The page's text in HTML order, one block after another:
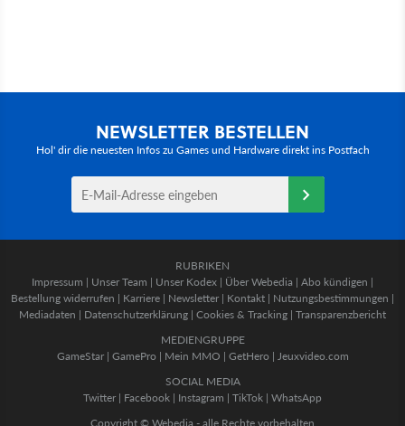
NEWSLETTER BESTELLEN
Hol' dir die neuesten Infos zu Games und Hardware direkt ins Postfach
RUBRIKEN
Impressum | Unser Team | Unser Kodex | Über Webedia | Abo kündigen |
Bestellung widerrufen | Karriere | Newsletter | Kontakt | Nutzungsbestimmungen |
Mediadaten | Datenschutzerklärung | Cookies & Tracking | Transparenzbericht
MEDIENGRUPPE
GameStar| GamePro | Mein MMO | GetHero | Jeuxvideo.com
SOCIAL MEDIA
Twitter | Facebook | Instagram | TikTok | WhatsApp